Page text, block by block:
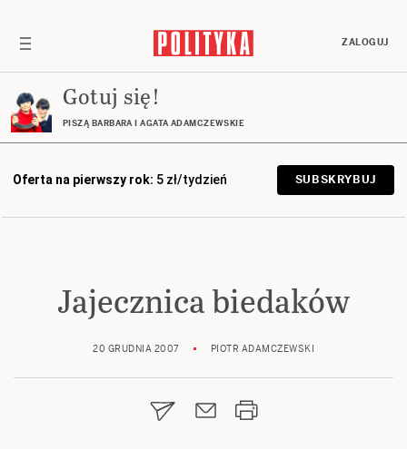
ZALOGUJ
Gotuj się!
PISZĄ BARBARA I AGATA ADAMCZEWSKIE
Oferta na pierwszy rok: 5 zł/tydzień SUBSKRYBUJ
Jajecznica biedaków
20 GRUDNIA 2007 PIOTR ADAMCZEWSKI